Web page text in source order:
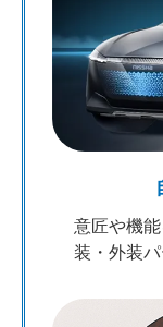
意匠や機
装・外装パ